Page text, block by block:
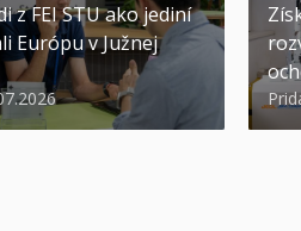
z FEI STU ako jediní
Európu v Južnej